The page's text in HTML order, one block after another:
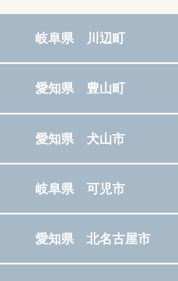
岐阜県 川辺町
愛知県 豊山町
愛知県 犬山市
岐阜県 可児市
愛知県 北名古屋市